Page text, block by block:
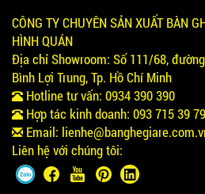
CÔNG TY CHUYÊN SẢN XUẤT BÀN
HÌNH QUÁN
Địa chỉ Showroom: Số 111/68,
Bình Lợi Trung, Tp. Hồ Chí Minh
Hotline tư vấn: 0934 390 390
Hợp tác kinh doanh: 093 715 39 79
Email:
Liên hệ với chúng tôi: